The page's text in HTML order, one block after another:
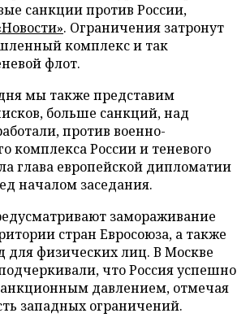
санкции против России,
. Ограничения затронут
комплекс и так
флот.
мы также представим
больше санкций, над
против военно-
комплекса России и теневого
глава европейской дипломатии
началом заседания.
замораживание
стран Евросоюза, а также
для физических лиц. В Москве
что Россия успешно
давлением, отмечая
западных ограничений.